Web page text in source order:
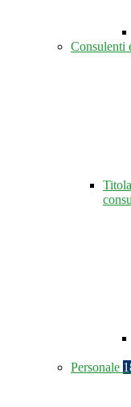
Consulenti
Personale